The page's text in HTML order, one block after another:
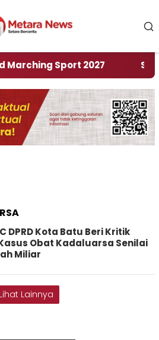
Sport 2027 ‎Soal
DPRD Kota Batu Beri Kritik
Obat Kadaluarsa Senilai
Miliar
Lihat Lainnya